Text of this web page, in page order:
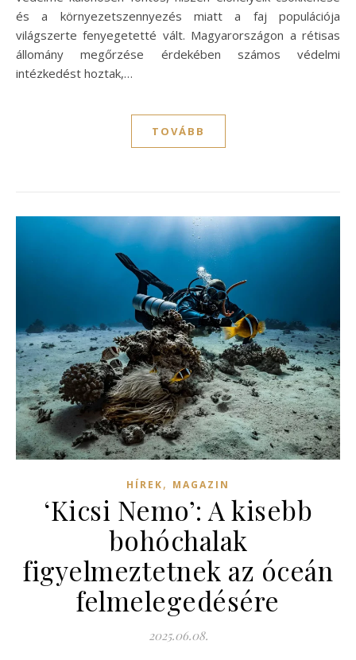
és a környezetszennyezés miatt a faj populációja
világszerte fenyegetetté vált. Magyarországon a rétisas
állomány megőrzése érdekében számos védelmi
intézkedést hoztak,…
TOVÁBB
HÍREK, MAGAZIN
‘Kicsi Nemo’: A kisebb
bohóchalak
figyelmeztetnek az óceán
felmelegedésére
2025.06.08.